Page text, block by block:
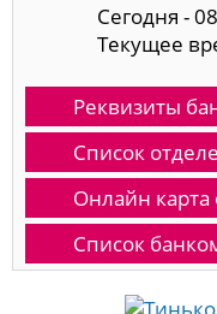
Сегодня -
Текущее
Реквизиты
Список
Онлайн
Список